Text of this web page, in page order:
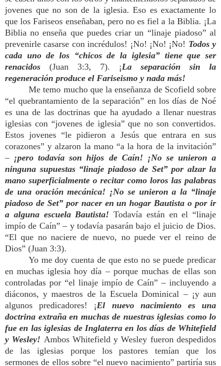
jovenes que no son de la iglesia. Eso es exactamente lo
que los Fariseos enseñaban, pero no es fiel a la Biblia. ¡La
Biblia no enseña que puedes criar un “linaje piadoso” al
prevenirle casarse con incrédulos! ¡No! ¡No! ¡No! Todos y
cada uno de los “chicos de la iglesia” tiene que ser
renacidos (Juan 3:3, 7). ¡La separación sin la
regeneración produce el Fariseismo y nada más!
Me temo mucho que la enseñanza de Scofield sobre
“el quebrantamiento de la separación” en los días de Noé
es una de las doctrinas que ha ayudado a llenar nuestras
iglesias con “jovenes de iglesia” que no son convertidos.
Estos jovenes “le pidieron a Jesús que entrara en sus
corazones” y alzaron la mano “a la hora de la invitación”
– ¡pero todavía son hijos de Caín! ¡No se unieron a
ninguna supuestas “linaje piadoso de Set” por alzar la
mano superficialmente o recitar como loros las palabras
de una oración mecánica! ¡No se unieron a la “linaje
piadoso de Set” por nacer en un hogar Bautista o por ir
a alguna escuela Bautista! Todavía están en el “linaje
impío de Caín” – y todavía pasarán bajo el juicio de Dios.
“El que no naciere de nuevo, no puede ver el reino de
Dios” (Juan 3:3).
Yo me doy cuenta de que esto no se puede predicar
en muchas iglesia hoy día – porque muchas de ellas son
controladas por “el linaje impío de Caín” – incluyendo a
diáconos, y maestros de la Escuela Dominical – ¡y aun
algunos predicadores! ¡El nuevo nacimiento es una
doctrina extraña en muchas de nuestras iglesias como lo
fue en las iglesias de Inglaterra en los días de Whitefield
y Wesley! Ambos Whitefield y Wesley fueron despedidos
de las iglesias porque los pastores temían que los
sermones de ellos sobre “el nuevo nacimiento” partiría sus